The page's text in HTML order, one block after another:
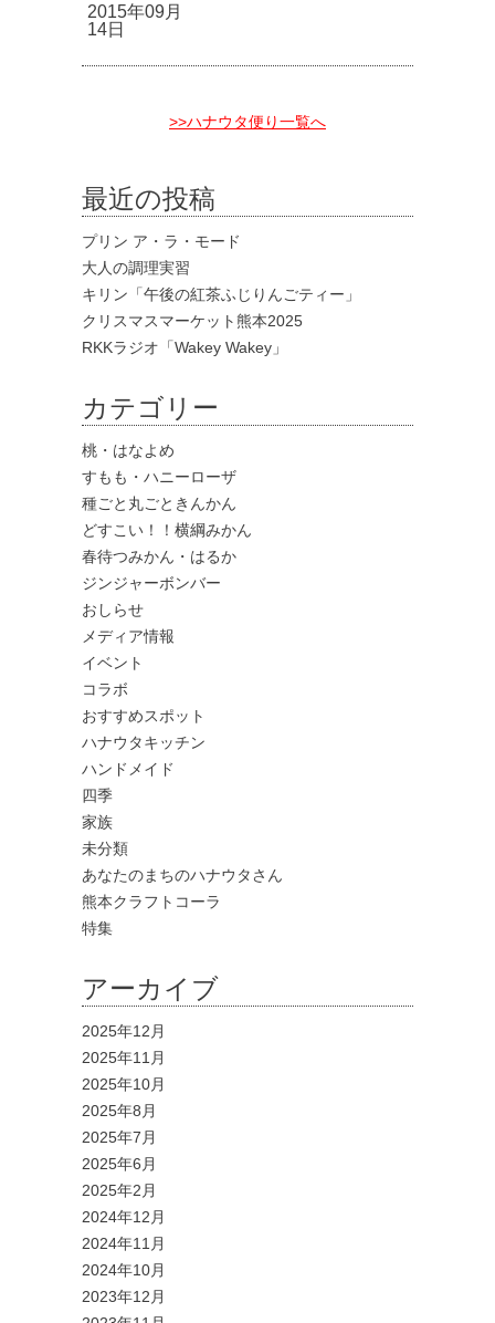
2015年09月
14日
>>ハナウタ便り一覧へ
最近の投稿
プリン ア・ラ・モード
大人の調理実習
キリン「午後の紅茶ふじりんごティー」
クリスマスマーケット熊本2025
RKKラジオ「Wakey Wakey」
カテゴリー
桃・はなよめ
すもも・ハニーローザ
種ごと丸ごときんかん
どすこい！！横綱みかん
春待つみかん・はるか
ジンジャーボンバー
おしらせ
メディア情報
イベント
コラボ
おすすめスポット
ハナウタキッチン
ハンドメイド
四季
家族
未分類
あなたのまちのハナウタさん
熊本クラフトコーラ
特集
アーカイブ
2025年12月
2025年11月
2025年10月
2025年8月
2025年7月
2025年6月
2025年2月
2024年12月
2024年11月
2024年10月
2023年12月